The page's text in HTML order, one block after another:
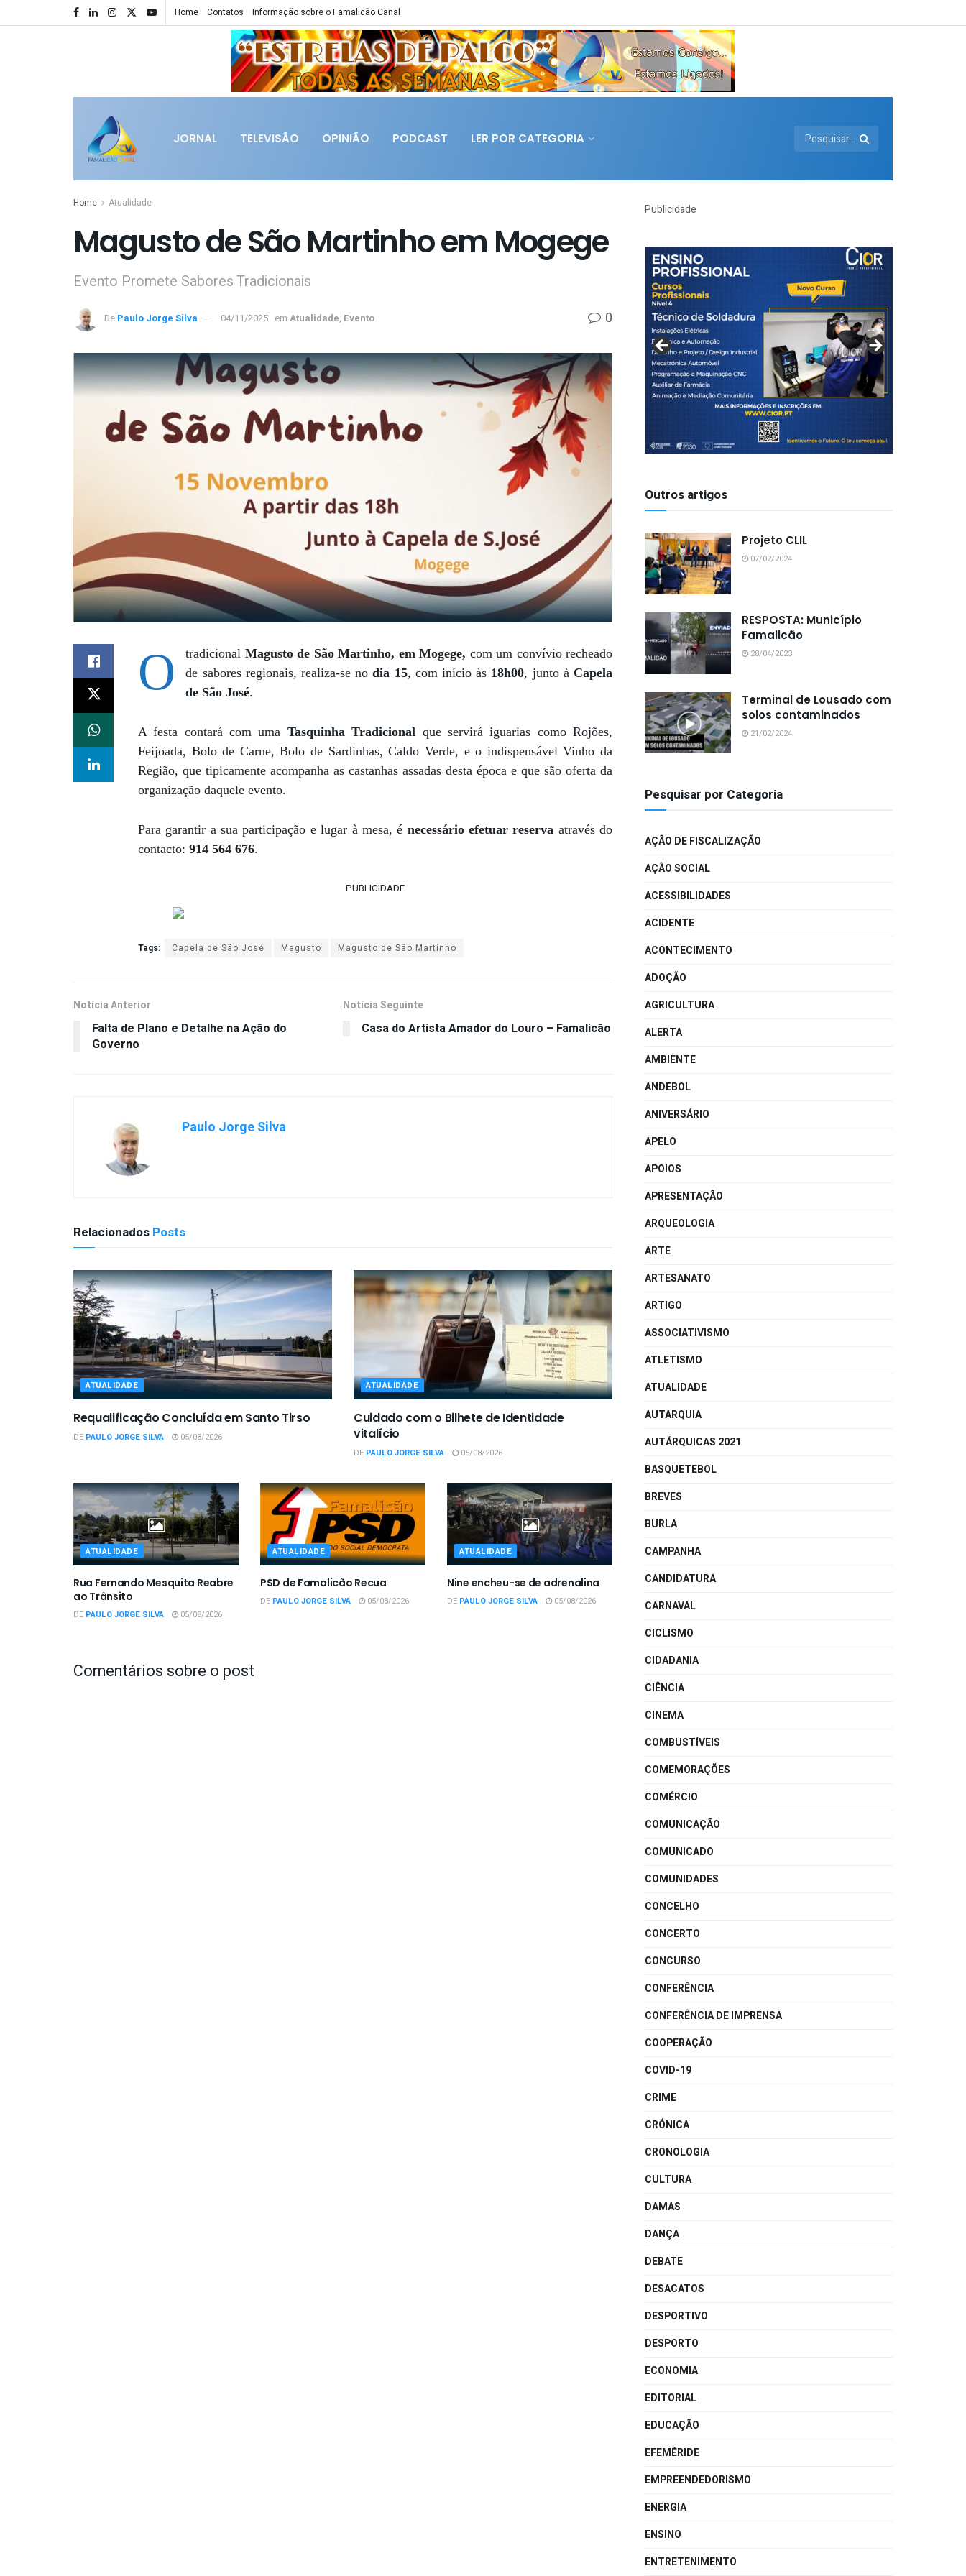
Home Contatos Informação sobre o Famalicão Canal
JORNAL TELEVISÃO OPINIÃO PODCAST LER POR CATEGORIA
Home Atualidade
Magusto de São Martinho em Mogege
Evento Promete Sabores Tradicionais
De Paulo Jorge Silva 04/11/2025 em Atualidade, Evento 0
O tradicional Magusto de São Martinho, em Mogege, com um convívio recheado
de sabores regionais, realiza-se nodia 15, com início às 18h00, junto à Capela
de São José.
A festa contará com uma Tasquinha Tradicional que servirá iguarias como Rojões,
Feijoada, Bolo de Carne, Bolo de Sardinhas, Caldo Verde, e o indispensável Vinho da
Região, que tipicamente acompanha as castanhas assadas desta época e que são oferta da
organização daquele evento.
Para garantir a sua participação e lugar à mesa, é necessário efetuar reserva através do
contacto: 914 564 676.
PUBLICIDADE
Tags: Capela de São José Magusto Magusto de São Martinho
Notícia Anterior
Falta de Plano e Detalhe na Ação do
Governo
Notícia Seguinte
Casa do Artista Amador do Louro – Famalicão
Paulo Jorge Silva
Relacionados Posts
ATUALIDADE
Requalificação Concluída em Santo Tirso
DE PAULO JORGE SILVA 05/08/2026
ATUALIDADE
Cuidado com o Bilhete de Identidade
vitalício
DE PAULO JORGE SILVA 05/08/2026
ATUALIDADE
Rua Fernando Mesquita Reabre
ao Trânsito
DE PAULO JORGE SILVA 05/08/2026
ATUALIDADE
PSD de Famalicão Recua
DE PAULO JORGE SILVA 05/08/2026
ATUALIDADE
Nine encheu-se de adrenalina
DE PAULO JORGE SILVA 05/08/2026
Comentários sobre o post
Publicidade
Outros artigos
Projeto CLIL
07/02/2024
RESPOSTA: Município
Famalicão
28/04/2023
Terminal de Lousado com
solos contaminados
21/02/2024
Pesquisar por Categoria
AÇÃO DE FISCALIZAÇÃO
AÇÃO SOCIAL
ACESSIBILIDADES
ACIDENTE
ACONTECIMENTO
ADOÇÃO
AGRICULTURA
ALERTA
AMBIENTE
ANDEBOL
ANIVERSÁRIO
APELO
APOIOS
APRESENTAÇÃO
ARQUEOLOGIA
ARTE
ARTESANATO
ARTIGO
ASSOCIATIVISMO
ATLETISMO
ATUALIDADE
AUTARQUIA
AUTÁRQUICAS 2021
BASQUETEBOL
BREVES
BURLA
CAMPANHA
CANDIDATURA
CARNAVAL
CICLISMO
CIDADANIA
CIÊNCIA
CINEMA
COMBUSTÍVEIS
COMEMORAÇÕES
COMÉRCIO
COMUNICAÇÃO
COMUNICADO
COMUNIDADES
CONCELHO
CONCERTO
CONCURSO
CONFERÊNCIA
CONFERÊNCIA DE IMPRENSA
COOPERAÇÃO
COVID-19
CRIME
CRÓNICA
CRONOLOGIA
CULTURA
DAMAS
DANÇA
DEBATE
DESACATOS
DESPORTIVO
DESPORTO
ECONOMIA
EDITORIAL
EDUCAÇÃO
EFEMÉRIDE
EMPREENDEDORISMO
ENERGIA
ENSINO
ENTRETENIMENTO